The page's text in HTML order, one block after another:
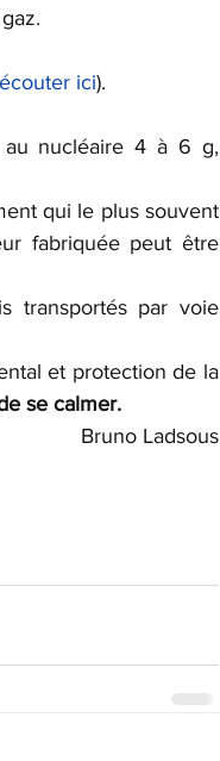
.
ici).
au nucléaire 4 à 6 g,
qui le plus souvent
fabriquée peut être
transportés par voie
et protection de la
se calmer.
Bruno Ladsous